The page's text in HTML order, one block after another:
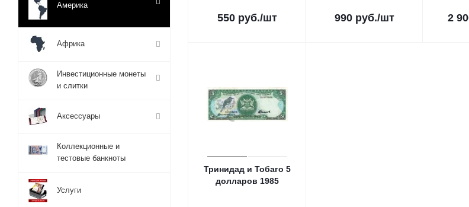
550 руб./шт 990 руб./шт 2
Тринидад и Тобаго 5
долларов 1985
Америка
Африка
Инвестиционные монеты
и слитки
Аксессуары
Коллекционные и
тестовые банкноты
Услуги